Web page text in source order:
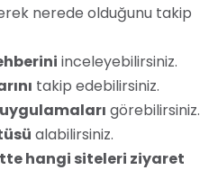
nerede olduğunu takip
inceleyebilirsiniz.
takip edebilirsiniz.
görebilirsiniz.
alabilirsiniz.
hangi siteleri ziyaret